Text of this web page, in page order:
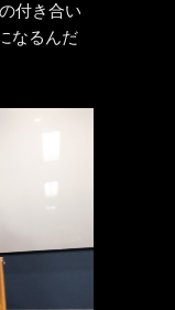
付き合い
なるんだ